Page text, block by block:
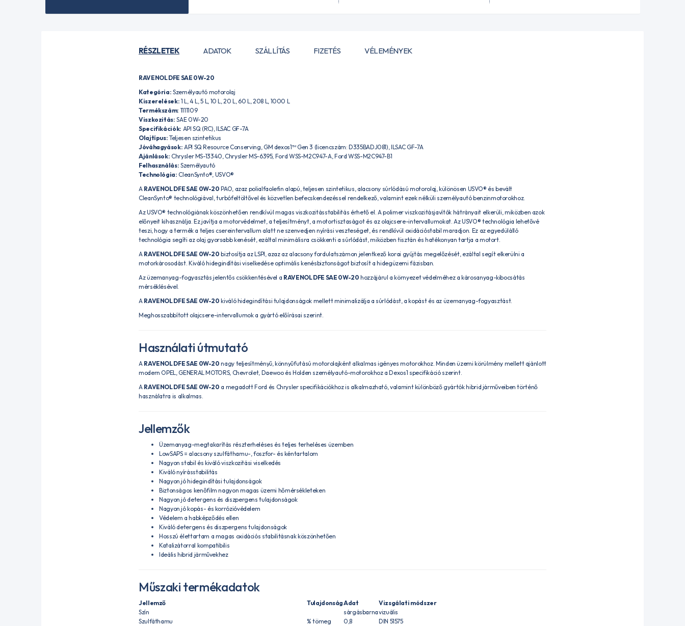
RÉSZLETEK ADATOK SZÁLLÍTÁS FIZETÉS VÉLEMÉNYEK
RAVENOL DFE SAE 0W-20
Kategória: Személyautó motorolaj
Kiszerelések: 1 L, 4 L, 5 L, 10 L, 20 L, 60 L, 208 L, 1000 L
Termékszám: 1111109
Viszkozitás: SAE 0W-20
Specifikációk: API SQ (RC), ILSAC GF-7A
Olajtípus: Teljesen szintetikus
Jóváhagyások: API SQ Resource Conserving, GM dexos1™ Gen 3 (licencszám: D335BADJ081), ILSAC GF-7A
Ajánlások: Chrysler MS-13340, Chrysler MS-6395, Ford WSS-M2C947-A, Ford WSS-M2C947-B1
Felhasználás: Személyautó
Technológia: CleanSynto®, USVO®
A RAVENOL DFE SAE 0W-20 PAO, azaz polialfaolefin alapú, teljesen szintetikus, alacsony súrlódású motorolaj, különösen USVO® és bevált
CleanSynto® technológiával, turbófeltöltővel és közvetlen befecskendezéssel rendelkező, valamint ezek nélküli személyautó benzinmotorokhoz.
Az USVO® technológiának köszönhetően rendkívül magas viszkozitásstabilitás érhető el. A polimer viszkozitásjavítók hátrányait elkerüli, miközben azok
előnyeit kihasználja. Ez javítja a motorvédelmet, a teljesítményt, a motortisztaságot és az olajcsere-intervallumokat. Az USVO® technológia lehetővé
teszi, hogy a termék a teljes csereintervallum alatt ne szenvedjen nyírási veszteséget, és rendkívül oxidációstabil maradjon. Ez az egyedülálló
technológia segíti az olaj gyorsabb kenését, ezáltal minimálisra csökkenti a súrlódást, miközben tisztán és hatékonyan tartja a motort.
A RAVENOL DFE SAE 0W-20 biztosítja az LSPI, azaz az alacsony fordulatszámon jelentkező korai gyújtás megelőzését, ezáltal segít elkerülni a
motorkárosodást. Kiváló hidegindítási viselkedése optimális kenésbiztonságot biztosít a hidegüzemi fázisban.
Az üzemanyag-fogyasztás jelentős csökkentésével a RAVENOL DFE SAE 0W-20 hozzájárul a környezet védelméhez a károsanyag-kibocsátás
mérséklésével.
A RAVENOL DFE SAE 0W-20 kiváló hidegindítási tulajdonságok mellett minimalizálja a súrlódást, a kopást és az üzemanyag-fogyasztást.
Meghosszabbított olajcsere-intervallumok a gyártó előírásai szerint.
Használati útmutató
A RAVENOL DFE SAE 0W-20 nagy teljesítményű, könnyűfutású motorolajként alkalmas igényes motorokhoz. Minden üzemi körülmény mellett ajánlott
modern OPEL, GENERAL MOTORS, Chevrolet, Daewoo és Holden személyautó-motorokhoz a Dexos1 specifikáció szerint.
A RAVENOL DFE SAE 0W-20 a megadott Ford és Chrysler specifikációkhoz is alkalmazható, valamint különböző gyártók hibrid járműveiben történő
használatra is alkalmas.
Jellemzők
Üzemanyag-megtakarítás részterheléses és teljes terheléses üzemben
LowSAPS = alacsony szulfáthamu-, foszfor- és kéntartalom
Nagyon stabil és kiváló viszkozitási viselkedés
Kiváló nyírásstabilitás
Nagyon jó hidegindítási tulajdonságok
Biztonságos kenőfilm nagyon magas üzemi hőmérsékleteken
Nagyon jó detergens és diszpergens tulajdonságok
Nagyon jó kopás- és korrózióvédelem
Védelem a habképződés ellen
Kiváló detergens és diszpergens tulajdonságok
Hosszú élettartam a magas oxidációs stabilitásnak köszönhetően
Katalizátorral kompatibilis
Ideális hibrid járművekhez
Műszaki termékadatok
Jellemző TulajdonságAdat
Vizsgálati módszer
Szín
sárgásbarnavizuális
Szulfáthamu
% tömeg 0,8
DIN 51575